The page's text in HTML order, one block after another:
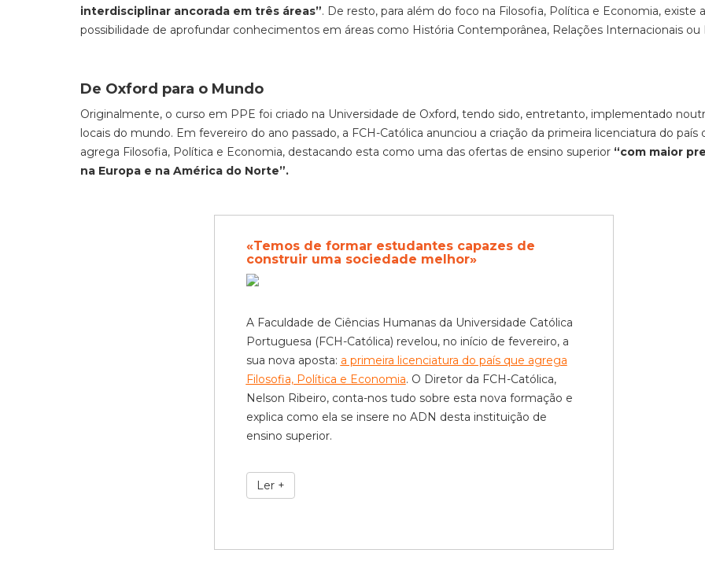
interdisciplinar ancorada em três áreas”. De resto, para além do foco na Filosofia, Política e Economia, existe
possibilidade de aprofundar conhecimentos em áreas como História Contemporânea, Relações Internacionais ou
De Oxford para o Mundo
Originalmente, o curso em PPE foi criado na Universidade de Oxford, tendo sido, entretanto, implementado
locais do mundo. Em fevereiro do ano passado, a FCH-Católica anunciou a criação da primeira licenciatura do país
agrega Filosofia, Política e Economia, destacando esta como uma das ofertas de ensino superior “com maior
na Europa e na América do Norte”.
«Temos de formar estudantes capazes de
construir uma sociedade melhor»
A Faculdade de Ciências Humanas da Universidade Católica
Portuguesa (FCH-Católica) revelou, no início de fevereiro, a
sua nova aposta: a primeira licenciatura do país que agrega
Filosofia, Política e Economia. O Diretor da FCH-Católica,
Nelson Ribeiro, conta-nos tudo sobre esta nova formação e
explica como ela se insere no ADN desta instituição de
ensino superior.
Ler +